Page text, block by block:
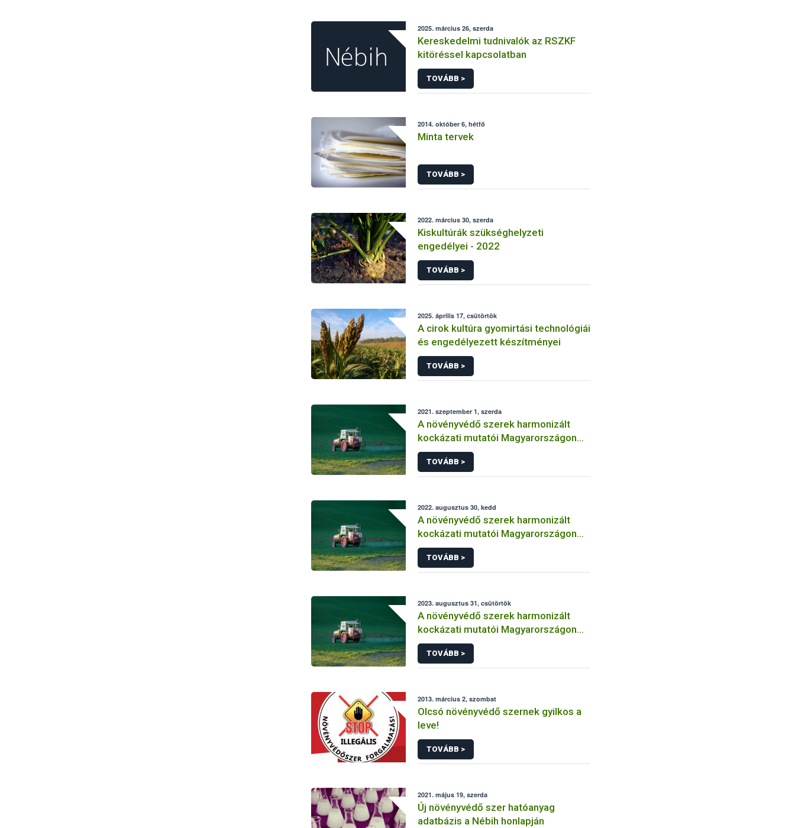
2025. március 26, szerda
Kereskedelmi tudnivalók az RSZKF
kitöréssel kapcsolatban
TOVÁBB >
2014. október 6, hétfő
Minta tervek
TOVÁBB >
2022. március 30, szerda
Kiskultúrák szükséghelyzeti
engedélyei - 2022
TOVÁBB >
2025. április 17, csütörtök
A cirok kultúra gyomirtási technológiái
és engedélyezett készítményei
TOVÁBB >
2021. szeptember 1, szerda
A növényvédő szerek harmonizált
kockázati mutatói Magyarországon
(2011-2019)
TOVÁBB >
2022. augusztus 30, kedd
A növényvédő szerek harmonizált
kockázati mutatói Magyarországon
(2011-2020) Másolat 1
TOVÁBB >
2023. augusztus 31, csütörtök
A növényvédő szerek harmonizált
kockázati mutatói Magyarországon
(2011-2020)
TOVÁBB >
2013. március 2, szombat
Olcsó növényvédő szernek gyilkos a
leve!
TOVÁBB >
2021. május 19, szerda
Új növényvédő szer hatóanyag
adatbázis a Nébih honlapján